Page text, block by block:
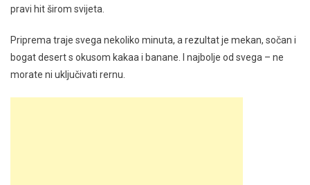
pravi hit širom svijeta.
Priprema traje svega nekoliko minuta, a rezultat je mekan, sočan i
bogat desert s okusom kakaa i banane. I najbolje od svega – ne
morate ni uključivati rernu.